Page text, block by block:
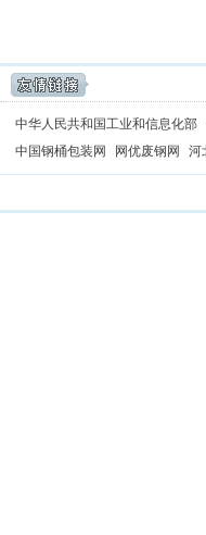
中华人民共和国工业和信息化部
中国钢桶包装网
网优废钢网 河